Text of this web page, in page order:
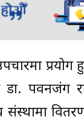
डा. पवनजंग